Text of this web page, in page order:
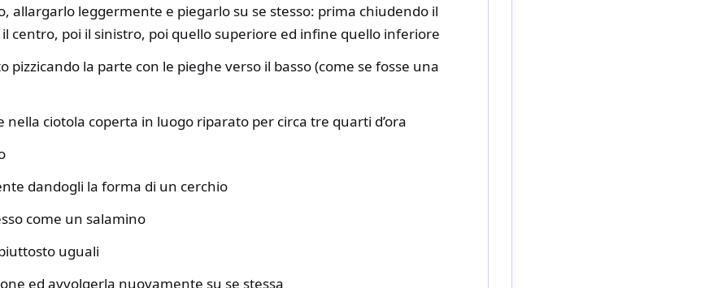
allargarlo leggermente e piegarlo su se stesso: prima chiudendo il
centro, poi il sinistro, poi quello superiore ed infine quello inferiore
pizzicando la parte con le pieghe verso il basso (come se fosse una
ciotola coperta in luogo riparato per circa tre quarti d’ora
dandogli la forma di un cerchio
come un salamino
uguali
ed avvolgerla nuovamente su se stessa